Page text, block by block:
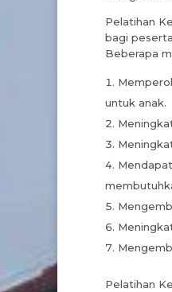
Pelatihan
bagi
Beberapa
untuk anak.
Pelatihan